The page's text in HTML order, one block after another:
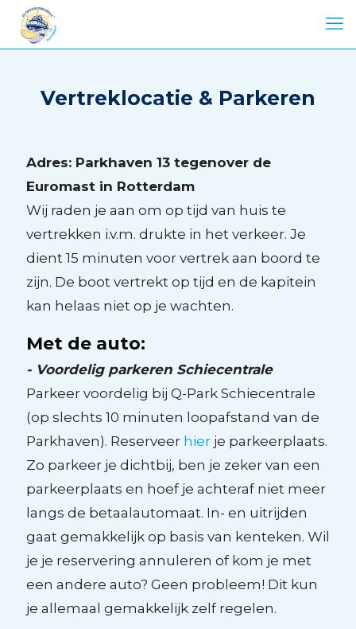
Vertreklocatie & Parkeren
Adres: Parkhaven 13 tegenover de
Euromast in Rotterdam
Wij raden je aan om op tijd van huis te
vertrekken i.v.m. drukte in het verkeer. Je
dient 15 minuten voor vertrek aan boord te
zijn. De boot vertrekt op tijd en de kapitein
kan helaas niet op je wachten.
Met de auto:
- Voordelig parkeren Schiecentrale
Parkeer voordelig bij Q-Park Schiecentrale
(op slechts 10 minuten loopafstand van de
Parkhaven). Reserveer hier je parkeerplaats.
Zo parkeer je dichtbij, ben je zeker van een
parkeerplaats en hoef je achteraf niet meer
langs de betaalautomaat. In- en uitrijden
gaat gemakkelijk op basis van kenteken. Wil
je je reservering annuleren of kom je met
een andere auto? Geen probleem! Dit kun
je allemaal gemakkelijk zelf regelen.